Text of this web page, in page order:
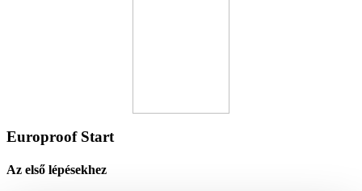
Europroof Start
Az első lépésekhez